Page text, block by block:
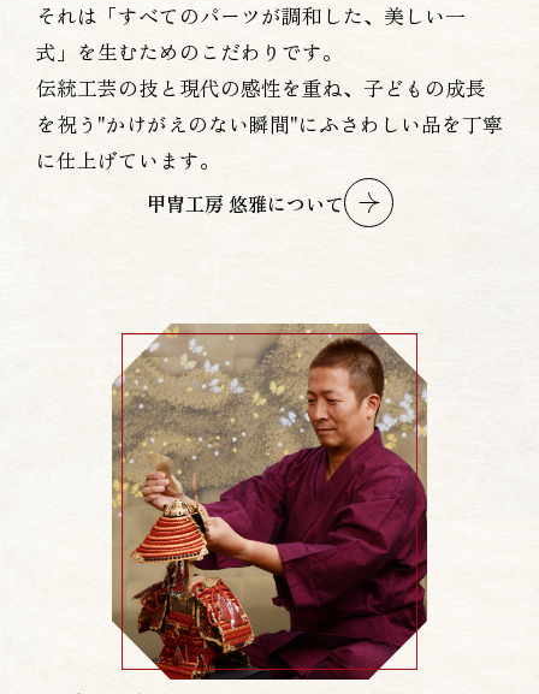
それは「すべてのパーツが調和した、美しい一
式」を生むためのこだわりです。
伝統工芸の技と現代の感性を重ね、子どもの成長
を祝う"かけがえのない瞬間"にふさわしい品を丁寧
に仕上げています。
甲冑工房 悠雅について